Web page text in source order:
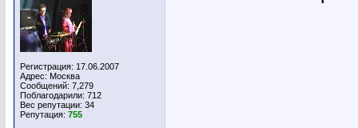
Регистрация: 17.06.2007
Адрес: Москва
Сообщений: 7,279
Поблагодарили: 712
Вес репутации: 34
Репутация: 755